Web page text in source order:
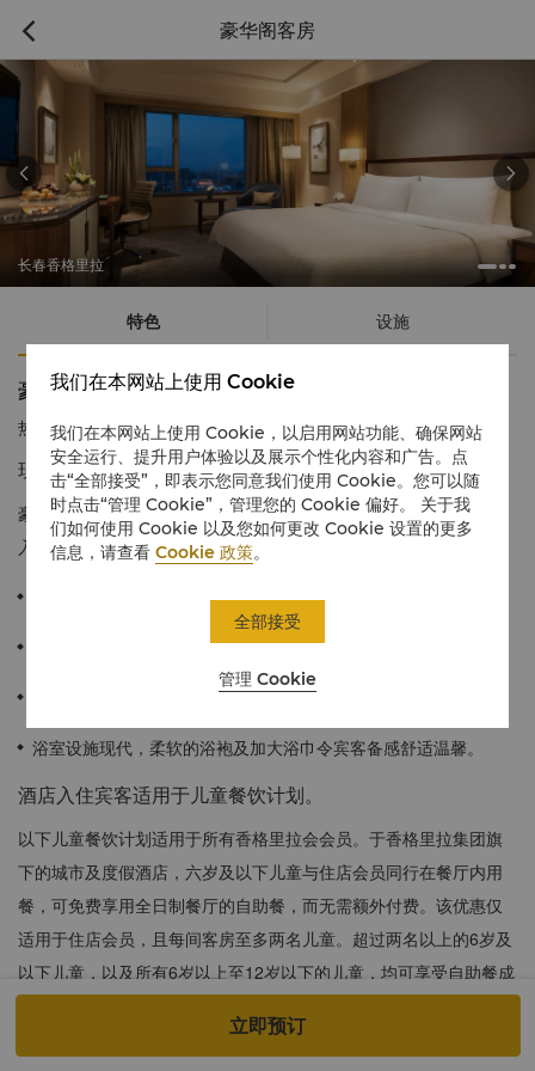
 豪华阁客房
长春香格里拉
 
特色 设施
豪华阁客房
热线电话 1 866 565 5050
现代时尚的居住环境 醉人美丽的景致
豪华阁客房尊享舒适环境和贴心服务，体验豪华阁贵宾廊快速办理
入住、独立用餐环境、小型会议室等专属礼遇。
≈36平方米/388平方英尺
长春迷人都市风光一览无余。
浴室设施现代，柔软的浴袍及加大浴巾令宾客备感舒适温馨。
酒店入住宾客适用于儿童餐饮计划。
以下儿童餐饮计划适用于所有香格里拉会会员。于香格里拉集团旗
下的城市及度假酒店，六岁及以下儿童与住店会员同行在餐厅内用
餐，可免费享用全日制餐厅的自助餐，而无需额外付费。该优惠仅
适用于住店会员，且每间客房至多两名儿童。超过两名以上的6岁及
以下儿童，以及所有6岁以上至12岁以下的儿童，均可享受自助餐成
立即预订
我们在本网站上使用 Cookie
我们在本网站上使用 Cookie，以启用网站功能、确保网站
安全运行、提升用户体验以及展示个性化内容和广告。点
击“全部接受”，即表示您同意我们使用 Cookie。您可以随
时点击“管理 Cookie”，管理您的 Cookie 偏好。 关于我
们如何使用 Cookie 以及您如何更改 Cookie 设置的更多
信息，请查看Cookie 政策。
管理 Cookie
全部接受